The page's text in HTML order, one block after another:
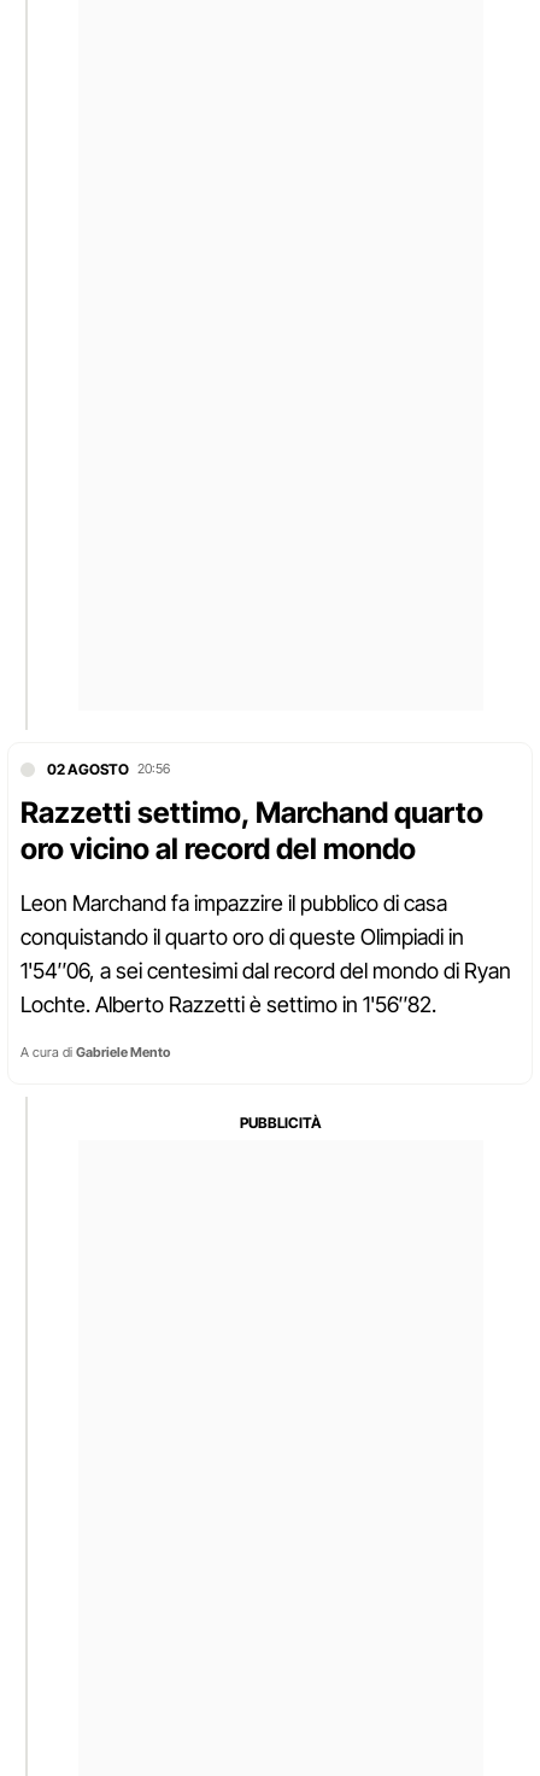
02 AGOSTO 20:56
Razzetti settimo, Marchand quarto
oro vicino al record del mondo
Leon Marchand fa impazzire il pubblico di casa
conquistando il quarto oro di queste Olimpiadi in
1'54″06, a sei centesimi dal record del mondo di Ryan
Lochte. Alberto Razzetti è settimo in 1'56″82.
A cura di Gabriele Mento